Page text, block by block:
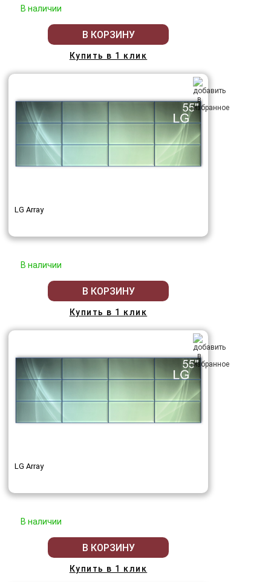
В наличии
В КОРЗИНУ
Купить в 1 клик
LG Array
В наличии
В КОРЗИНУ
Купить в 1 клик
LG Array
В наличии
В КОРЗИНУ
Купить в 1 клик